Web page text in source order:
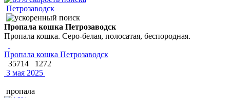
Петрозаводск
Пропала кошка Петрозаводск
Пропала кошка. Серо-белая, полосатая, беспородная.
Пропала кошка Петрозаводск
35714
1272
3 мая 2025
пропала